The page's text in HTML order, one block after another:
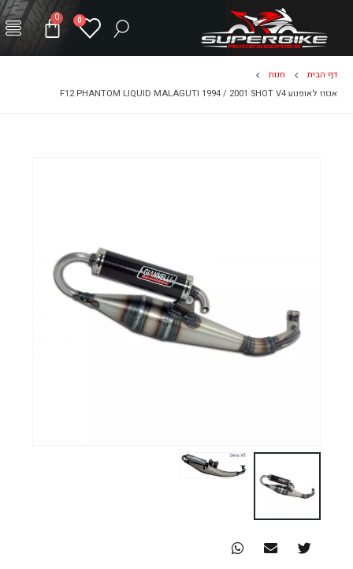
0
0
דף הבית
חנות
אגזוז לאופנוע F12 PHANTOM LIQUID MALAGUTI 1994 / 2001 SHOT V4